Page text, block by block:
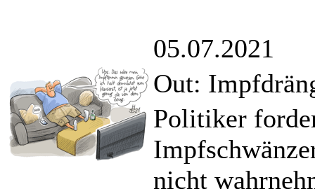
05.07.2021
Out:
Politiker
nicht